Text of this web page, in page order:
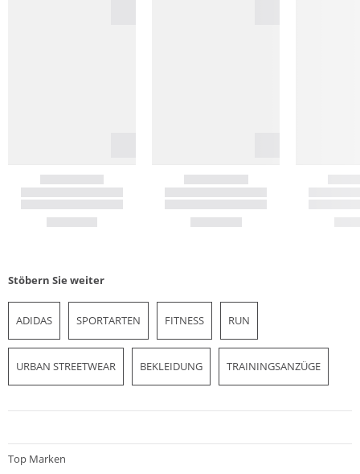
Stöbern Sie weiter
ADIDAS SPORTARTEN FITNESS RUN
URBAN STREETWEAR BEKLEIDUNG TRAININGSANZÜGE
Top Marken